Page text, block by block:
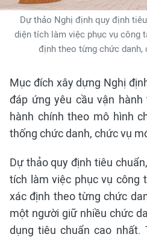
Dự thảo Nghị định quy định
diện tích làm việc phục vụ công
định theo từng chức danh,
Mục đích xây dựng Nghị
đáp ứng yêu cầu vận
hành chính theo mô hình
thống chức danh, chức vụ
Dự thảo quy định tiêu
tích làm việc phục vụ công
xác định theo từng chức
một người giữ nhiều chức
dụng tiêu chuẩn cao nhất.